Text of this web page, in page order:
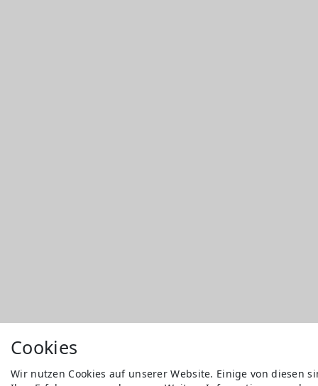
Cookies
Wir nutzen Cookies auf unserer Website. Einige von diesen